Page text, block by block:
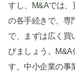
すし、M&Aでは
の各手続きで、専
で、まずは広く買
びましょう。M&A
す。中小企業の事